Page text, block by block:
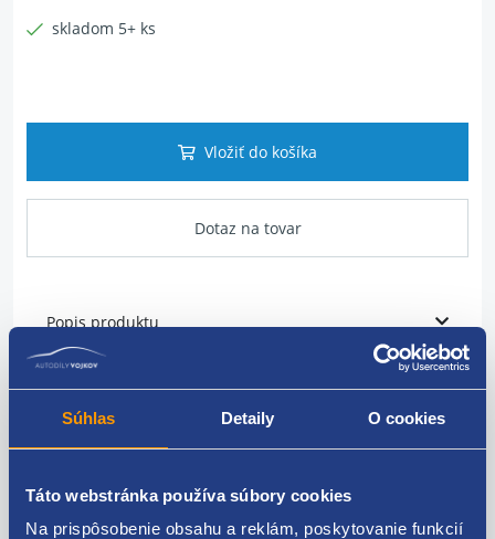
Súhlas Detaily O cookies
Táto webstránka používa súbory cookies
Na prispôsobenie obsahu a reklám, poskytovanie funkcií
skladom 5+ ks
Vložiť do košíka
Dotaz na tovar
Popis produktu
Relé
VAG originál: 1K0951253A